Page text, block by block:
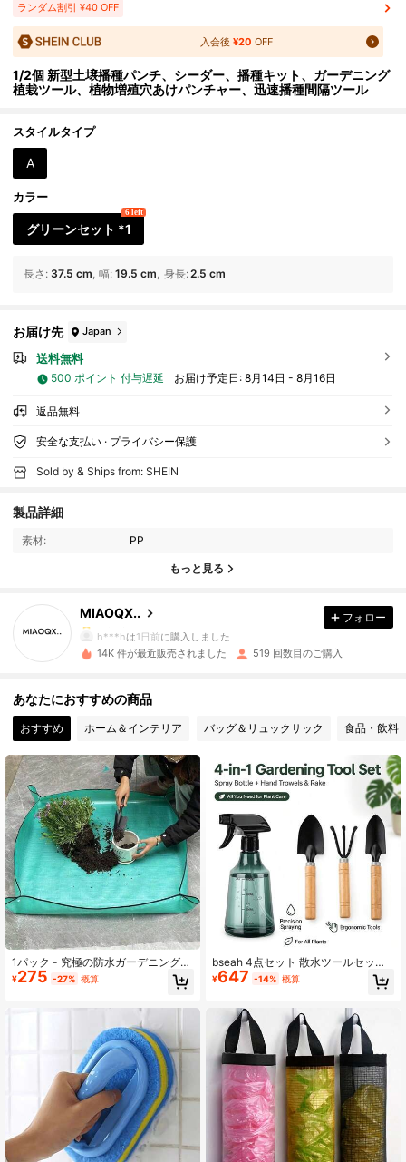
ランダム割引 ¥40 OFF
入会後 ¥20 OFF
1/2個 新型土壌播種パンチ、シーダー、播種キット、ガーデニング
植栽ツール、植物増殖穴あけパンチャー、迅速播種間隔ツール
スタイルタイプ
A
カラー
グリーンセット *1
6 left
長さ : 37.5 cm 幅: 19.5 cm 身長:2.5 cm
お届け先 Japan
送料無料
500 ポイント 付与遅延 お届け予定日: 8月14日 - 8月16日
返品無料
安全な支払い · プライバシー保護
Sold by & Ships from: SHEIN
製品詳細
素材: PP
もっと見る
MIAOQX..
147 フォロワー
4.82
147 フォロワー
h***hは1日前に購入しました
4.82 147 フォロワー
4.82 147 フォロワー
4.82 147 フォロワー
4.82 147 フォロワー
4.82 147 フォロワー
147 フォロワー
4.82 147 フォロワー
フォロー
14K 件が最近販売されました 519 回数目のご購入
あなたにおすすめの商品
おすすめ ホーム＆インテリア バッグ＆リュックサック 食品・飲料
1パック - 究極の防水ガーデニングマ
ット - 多肉植物&グリーンプラントを
育成 - バルコニーの植え替え、土の
ンデザイン - 植栽ツールセット、ガ
ーデンツール、ガーデニングツール
¥275 -27% 概算
bseah 4点セット 散水ツールセッ
ト、ハンドスプレー + ガーデニング
シャベルセット、ミニ植え付けツー
室内外の鉢植え植物のケアに適して
います
¥647 -14% 概算